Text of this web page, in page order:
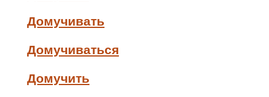
Домучивать
Домучиваться
Домучить